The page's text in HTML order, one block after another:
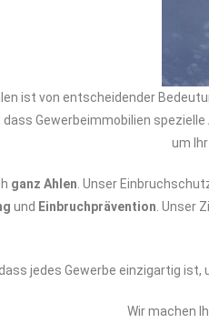
ist von entscheidender
Gewerbeimmobilien
um
ganz Ahlen . Unser
und Einbruchprävention . Unser
jedes Gewerbe einzigartig
Wir machen